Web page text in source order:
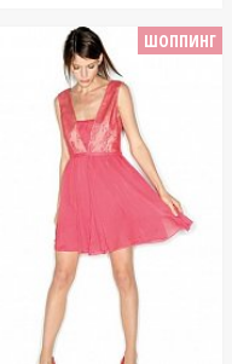
ШОППИНГ